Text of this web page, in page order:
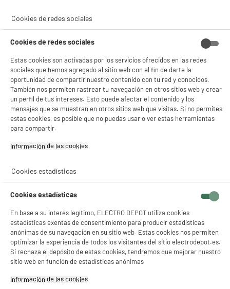
Total Price :
Recogemos tu antiguo dispositivo
Recogemos gratuitamentetu antiguo
electrodoméstico.
Más información
Garantía incluida :3 años
Hasta
Características
Marca
Potencia (W) 600W
Número de velocidades 2
Accesorios.
picador, batidor y vaso de
medición
Características adicionales
Cookies de redes sociales
Cookies de redes sociales
Estas cookies son activadas por los servicios ofrecidos en las redes
sociales que hemos agregado al sitio web con el fin de darte la
oportunidad de compartir nuestro contenido con tu red y conocidos.
También nos permiten rastrear tu navegación en otros sitios web y crear
un perfil de tus intereses. Esto puede afectar el contenido y los
mensajes que se muestran en otros sitios web que visitas. Si no permites
estas cookies, es posible que no puedas usar o ver estas herramientas
para compartir.
Información de las cookies‎
Cookies estadísticas
Cookies estadísticas
En base a su interés legítimo, ELECTRO DEPOT utiliza cookies
estadísticas exentas de consentimiento para producir estadísticas
anónimas de su navegación en su sitio web. Estas cookies nos permiten
optimizar la experiencia de todos los visitantes del sitio electrodepot.es.
Si rechaza el depósito de estas cookies, tendremos que mejorar nuestro
sitio web en función de estadísticas anónimas
Información de las cookies‎